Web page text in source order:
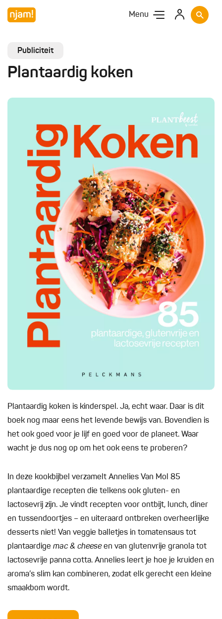
Menu
Publiciteit
Plantaardig koken
Plantaardig koken is kinderspel. Ja, echt waar. Daar is dit
boek nog maar eens het levende bewijs van. Bovendien is
het ook goed voor je lijf en goed voor de planeet. Waar
wacht je dus nog op om het ook eens te proberen?
In deze kookbijbel verzamelt Annelies Van Mol 85
plantaardige recepten die telkens ook gluten- en
lactosevrij zijn. Je vindt recepten voor ontbijt, lunch, diner
en tussendoortjes – en uiteraard ontbreken overheerlijke
desserts niet! Van veggie balletjes in tomatensaus tot
plantaardige mac & cheeseen van glutenvrije granola tot
lactosevrije panna cotta. Annelies leert je hoe je kruiden en
aroma’s slim kan combineren, zodat elk gerecht een kleine
smaakbom wordt.